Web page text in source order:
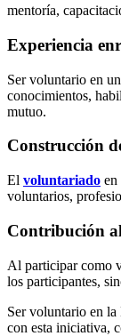
mentoría,
Experiencia
Ser voluntario en
conocimientos,
mutuo.
Construcción
El voluntariado en
voluntarios,
Contribución
Al participar como
los participantes,
Ser voluntario en
con esta iniciativa,